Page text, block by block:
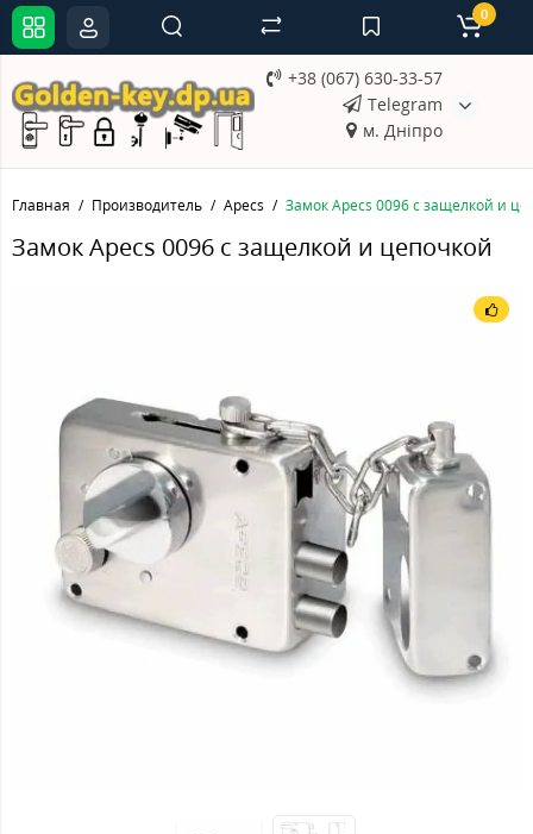
+38 (067) 630-33-57
Telegram
м. Дніпро
0
Главная Производитель Apecs Замок Apecs 0096 с защелкой и
Замок Apecs 0096 с защелкой и цепочкой